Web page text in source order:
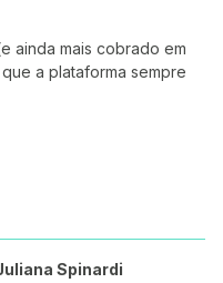
ainda mais cobrado em
a plataforma sempre
Spinardi